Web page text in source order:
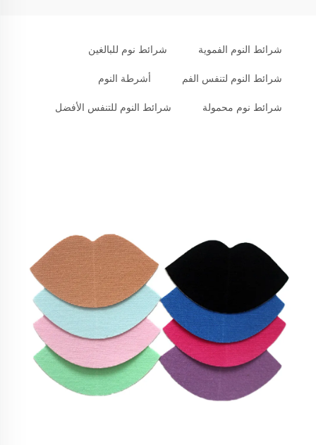
شرائط النوم الفموية شرائط نوم للبالغين
شرائط النوم لتنفس الفم أشرطة النوم
شرائط نوم محمولة شرائط النوم للتنفس الأفضل